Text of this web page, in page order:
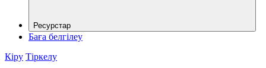
Ресурстар
Баға белгілеу
Кіру Тіркелу